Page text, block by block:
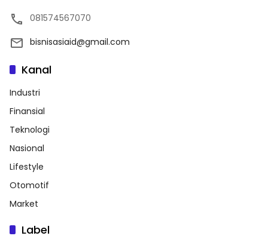
081574567070
bisnisasiaid@gmail.com
Kanal
Industri
Finansial
Teknologi
Nasional
Lifestyle
Otomotif
Market
Label